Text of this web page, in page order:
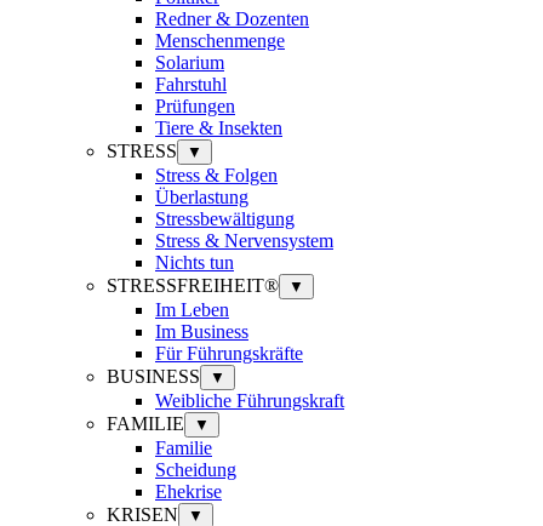
Redner & Dozenten
Menschenmenge
Solarium
Fahrstuhl
Prüfungen
Tiere & Insekten
STRESS
▼
Stress & Folgen
Überlastung
Stressbewältigung
Stress & Nervensystem
Nichts tun
STRESSFREIHEIT®
▼
Im Leben
Im Business
Für Führungskräfte
BUSINESS
▼
Weibliche Führungskraft
FAMILIE
▼
Familie
Scheidung
Ehekrise
KRISEN
▼